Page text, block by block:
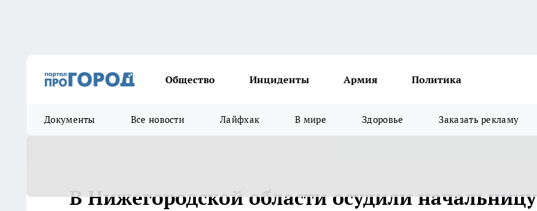
Общество Инциденты Армия Политика
Документы Все новости Лайфхак В мире Здоровье Заказать рекламу
В Нижегородской области осудили начальницу